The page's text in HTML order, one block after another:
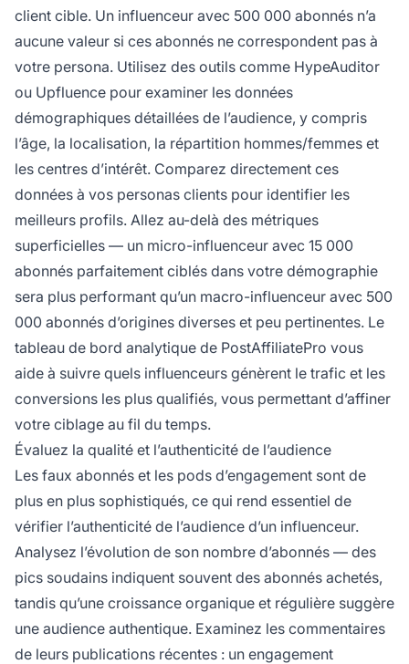
client cible. Un influenceur avec 500 000 abonnés n’a
aucune valeur si ces abonnés ne correspondent pas à
votre persona. Utilisez des outils comme HypeAuditor
ou Upfluence pour examiner les données
démographiques détaillées de l’audience, y compris
l’âge, la localisation, la répartition hommes/femmes et
les centres d’intérêt. Comparez directement ces
données à vos personas clients pour identifier les
meilleurs profils. Allez au-delà des métriques
superficielles — un micro-influenceur avec 15 000
abonnés parfaitement ciblés dans votre démographie
sera plus performant qu’un macro-influenceur avec 500
000 abonnés d’origines diverses et peu pertinentes. Le
tableau de bord analytique de PostAffiliatePro vous
aide à suivre quels influenceurs génèrent le trafic et les
conversions les plus qualifiés, vous permettant d’affiner
votre ciblage au fil du temps.
Évaluez la qualité et l’authenticité de l’audience
Les faux abonnés et les pods d’engagement sont de
plus en plus sophistiqués, ce qui rend essentiel de
vérifier l’authenticité de l’audience d’un influenceur.
Analysez l’évolution de son nombre d’abonnés — des
pics soudains indiquent souvent des abonnés achetés,
tandis qu’une croissance organique et régulière suggère
une audience authentique. Examinez les commentaires
de leurs publications récentes : un engagement